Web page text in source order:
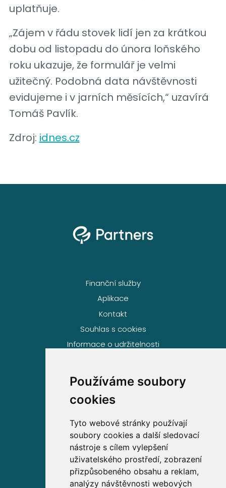
Používáme soubory
cookies
Tyto webové stránky používají
soubory cookies a další sledovací
nástroje s cílem vylepšení
uživatelského prostředí, zobrazení
přizpůsobeného obsahu a reklam,
analýzy návštěvnosti webových
uplatňuje.
„Zájem v řádu stovek lidí jen za krátkou
dobu od listopadu do února loňského
roku ukazuje, že formulář je velmi
užitečný. Podobná data návštěvnosti
evidujeme i v jarních měsících,“ uzavírá
Tomáš Pavlík.
Zdroj: idnes.cz
Finanční služby
Aplikace
Kontakt
Souhlas s cookies
Informace o udržitelnosti
Volejte zdarma na
800 63 63 63
Sídlo společnosti
Partners Financial Services, a.s.
Prague Gate, 4. patro,
Türkova 2319/5b, 149 00